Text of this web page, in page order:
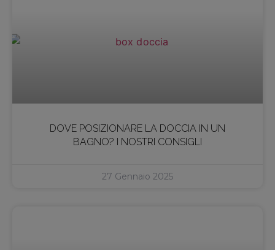
DOVE POSIZIONARE LA DOCCIA IN UN
BAGNO? I NOSTRI CONSIGLI
27 Gennaio 2025